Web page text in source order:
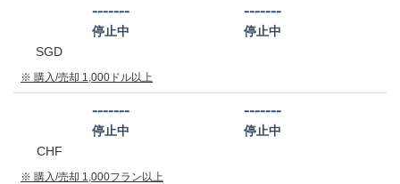
SGD
-------
停止中
-------
停止中
※ 購入/売却 1,000ドル以上
CHF
-------
停止中
-------
停止中
※ 購入/売却 1,000フラン以上